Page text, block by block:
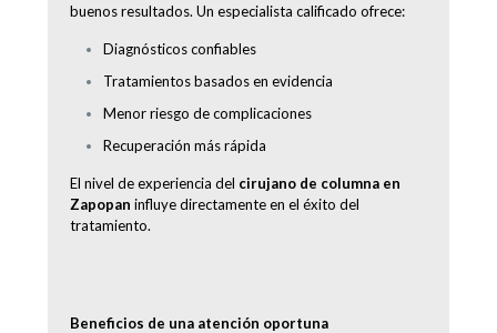
buenos resultados. Un especialista calificado ofrece:
Diagnósticos confiables
Tratamientos basados en evidencia
Menor riesgo de complicaciones
Recuperación más rápida
El nivel de experiencia del cirujano de columna en
Zapopan influye directamente en el éxito del
tratamiento.
Beneficios de una atención oportuna